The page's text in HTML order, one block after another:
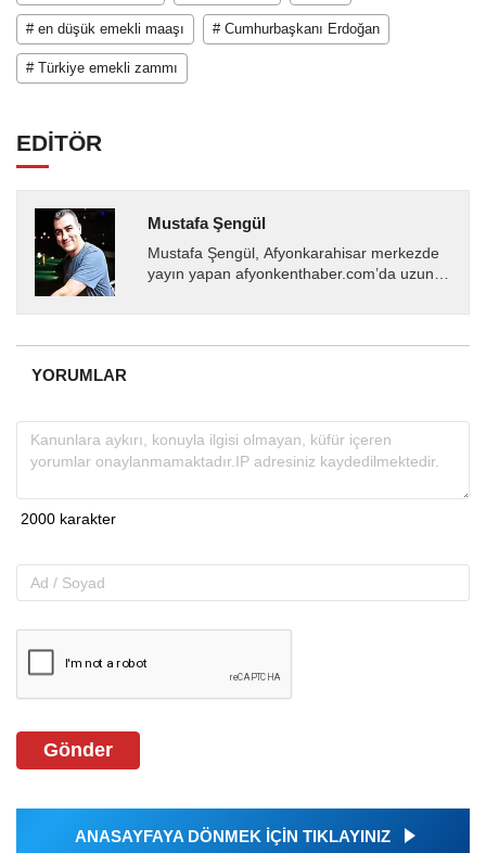
# en düşük emekli maaşı # Cumhurbaşkanı Erdoğan
# Türkiye emekli zammı
EDİTÖR
Mustafa Şengül
Mustafa Şengül, Afyonkarahisar merkezde
yayın yapan afyonkenthaber.com’da uzun
almakta, haber akışı...
YORUMLAR
Gönder
ANASAYFAYA DÖNMEK İÇİN TIKLAYINIZ